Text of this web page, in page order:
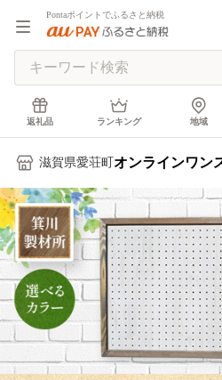
Pontaポイントでふるさと納税
返礼品 ランキング 地域
滋賀県愛荘町 オンラインワン